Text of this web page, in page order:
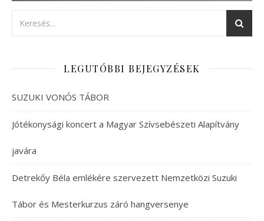
LEGUTÓBBI BEJEGYZÉSEK
SUZUKI VONÓS TÁBOR
Jótékonysági koncert a Magyar Szívsebészeti Alapítvány
javára
Detrekőy Béla emlékére szervezett Nemzetközi Suzuki
Tábor és Mesterkurzus záró hangversenye